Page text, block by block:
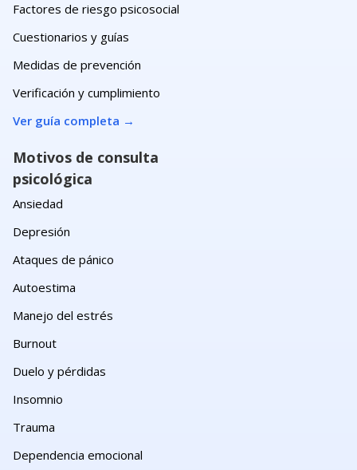
Factores de riesgo psicosocial
Cuestionarios y guías
Medidas de prevención
Verificación y cumplimiento
Ver guía completa →
Motivos de consulta
psicológica
Ansiedad
Depresión
Ataques de pánico
Autoestima
Manejo del estrés
Burnout
Duelo y pérdidas
Insomnio
Trauma
Dependencia emocional